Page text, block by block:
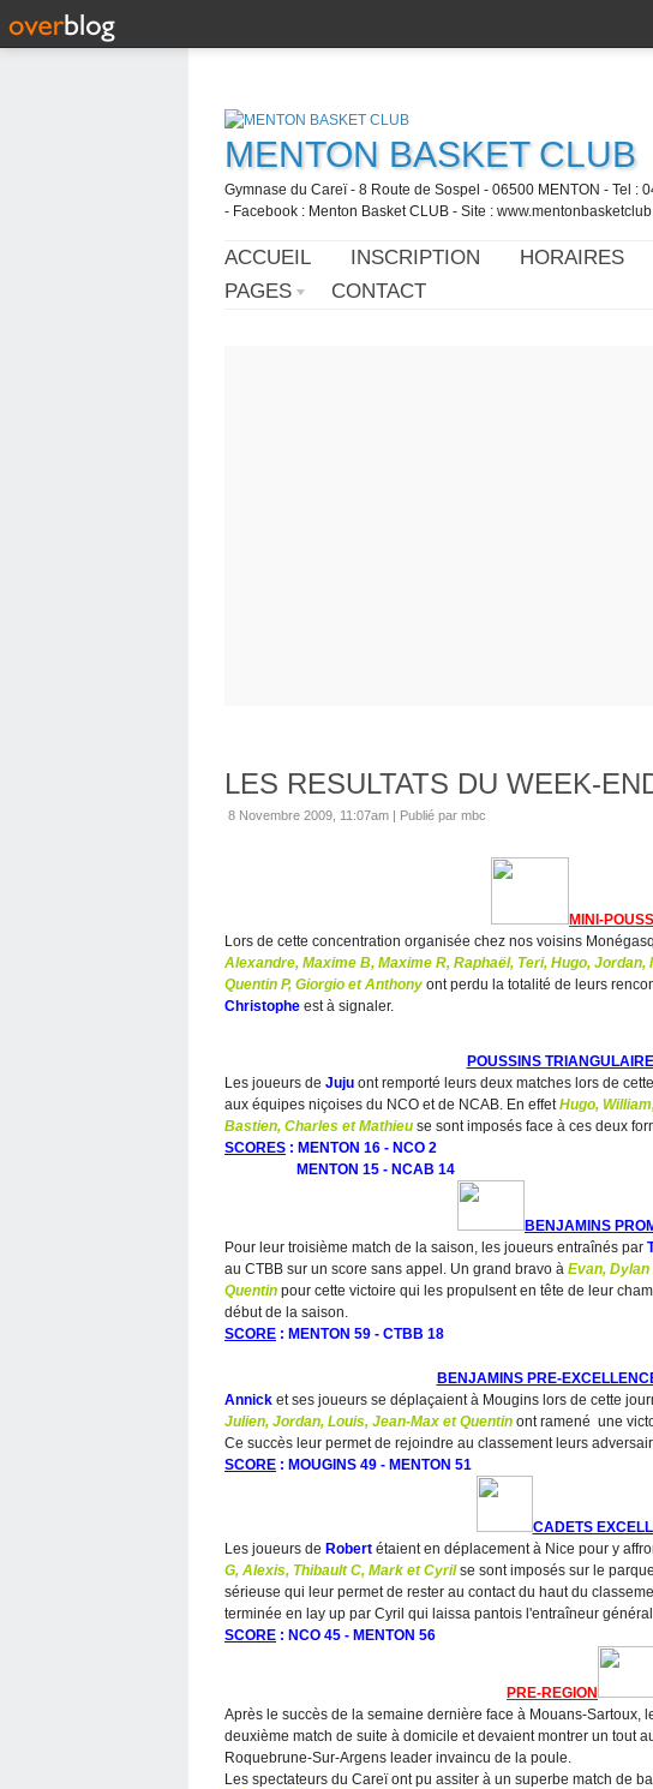
MENTON BASKET CLUB
Gymnase du Careï - 8 Route de Sospel - 06500 MENTON - Tel
- Facebook : Menton Basket CLUB - Site :
ACCUEIL INSCRIPTION HORAIRES
PAGES
CONTACT
LES RESULTATS DU WEEK-
8 Novembre 2009, 11:07am | Publié par mbc
MINI-
Lors de cette concentration organisée chez nos voisins
Alexandre, Maxime B, Maxime R, Raphaël, Teri, Hugo, Jordan,
Quentin P, Giorgio et Anthony ont perdu la totalité de leurs
Christophe est à signaler.
POUSSINS TRIANGULAIRE
Les joueurs de Juju ont remporté leurs deux matches lors de
aux équipes niçoises du NCO et de NCAB. En effetHugo,
Bastien, Charles et Mathieu se sont imposés face à ces deux
SCORES : MENTON 16 - NCO 2
MENTON 15 - NCAB 14
BENJAMINS
Pour leur troisième match de la saison, les joueurs entraînés par
au CTBB sur un score sans appel. Un grand bravo à Evan,
Quentin pour cette victoire qui les propulsent en tête de leur
début de la saison.
SCORE : MENTON 59 - CTBB 18
BENJAMINS PRE-
Annick et ses joueurs se déplaçaient à Mougins lors de cette
Julien, Jordan, Louis, Jean-Max et Quentin ont ramené une
Ce succès leur permet de rejoindre au classement leurs
SCORE : MOUGINS 49 - MENTON 51
CADETS
Les joueurs de Robert étaient en déplacement à Nice pour y
G, Alexis, Thibault C, Mark et Cyrilse sont imposés sur le
sérieuse qui leur permet de rester au contact du haut du
terminée en lay up par Cyril qui laissa pantois l'entraîneur
SCORE : NCO 45 - MENTON 56
PRE-REGION
Après le succès de la semaine dernière face à Mouans-Sartoux,
deuxième match de suite à domicile et devaient montrer un tout
Roquebrune-Sur-Argens leader invaincu de la poule.
Les spectateurs du Careï ont pu assiter à un superbe match de